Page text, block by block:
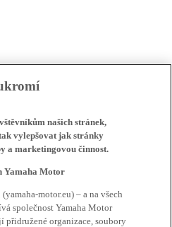
našich stránek,
vylepšovat jak stránky
a marketingovou činnost.
Yamaha Motor
motor.eu) – a na všech
společnost Yamaha Motor
přidružené organizace, soubory